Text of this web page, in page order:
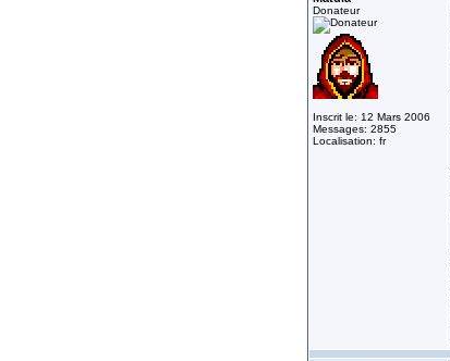
Donateur
Inscrit le: 12 Mars 2006
Messages: 2855
Localisation: fr